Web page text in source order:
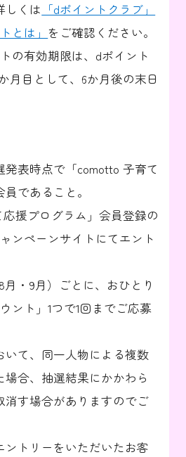
しくは 「dポイントクラブ」
とは」 をご確認ください。
の有効期限は、dポイント
月目として、6か月後の末日
発表時点で「comotto 子育て
であること。
応援プログラム」会員登録の
ンペーンサイトにてエント
・9月）ごとに、おひとり
ント」1つで1回までご応募
て、同一人物による複数
合、抽選結果にかかわら
消す場合がありますのでご
トリーをいただいたお客